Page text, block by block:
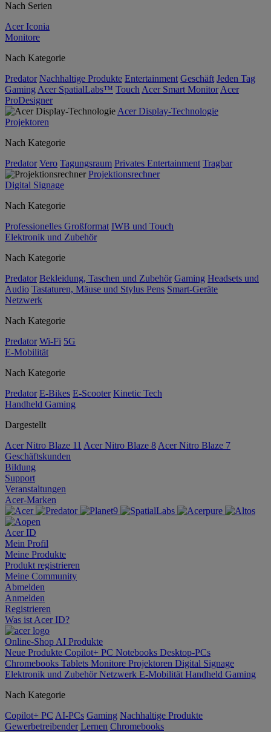
Nach Serien
Acer Iconia
Monitore
Nach Kategorie
Predator Nachhaltige Produkte Entertainment Geschäft Jeden Tag
Gaming Acer SpatialLabs™ Touch Acer Smart Monitor Acer
ProDesigner
Acer Display-Technologie
Projektoren
Nach Kategorie
Predator Vero Tagungsraum Privates Entertainment Tragbar
Projektionsrechner
Digital Signage
Nach Kategorie
Professionelles Großformat IWB und Touch
Elektronik und Zubehör
Nach Kategorie
Predator Bekleidung, Taschen und Zubehör Gaming Headsets und
Audio Tastaturen, Mäuse und Stylus Pens Smart-Geräte
Netzwerk
Nach Kategorie
Predator Wi-Fi 5G
E-Mobilität
Nach Kategorie
Predator E-Bikes E-Scooter Kinetic Tech
Handheld Gaming
Dargestellt
Acer Nitro Blaze 11 Acer Nitro Blaze 8 Acer Nitro Blaze 7
Geschäftskunden
Bildung
Support
Veranstaltungen
Acer-Marken
Acer ID
Mein Profil
Meine Produkte
Produkt registrieren
Meine Community
Abmelden
Anmelden
Registrieren
Was ist Acer ID?
Online-Shop AI Produkte
Neue Produkte Copilot+ PC Notebooks Desktop-PCs
Chromebooks Tablets Monitore Projektoren Digital Signage
Elektronik und ZubehörNetzwerk E-Mobilität Handheld Gaming
Nach Kategorie
Copilot+ PC AI-PCs Gaming Nachhaltige Produkte
Gewerbetreibender Lernen Chromebooks